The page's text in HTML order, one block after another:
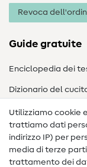
Revoca
Guide gratuite
Enciclopedia dei
Dizionario del
Nähanleitungen
Assistenza e
Contatto
Utilizziamo cookie
trattiamo dati
indirizzo IP) per
media di terze
trattamento dei